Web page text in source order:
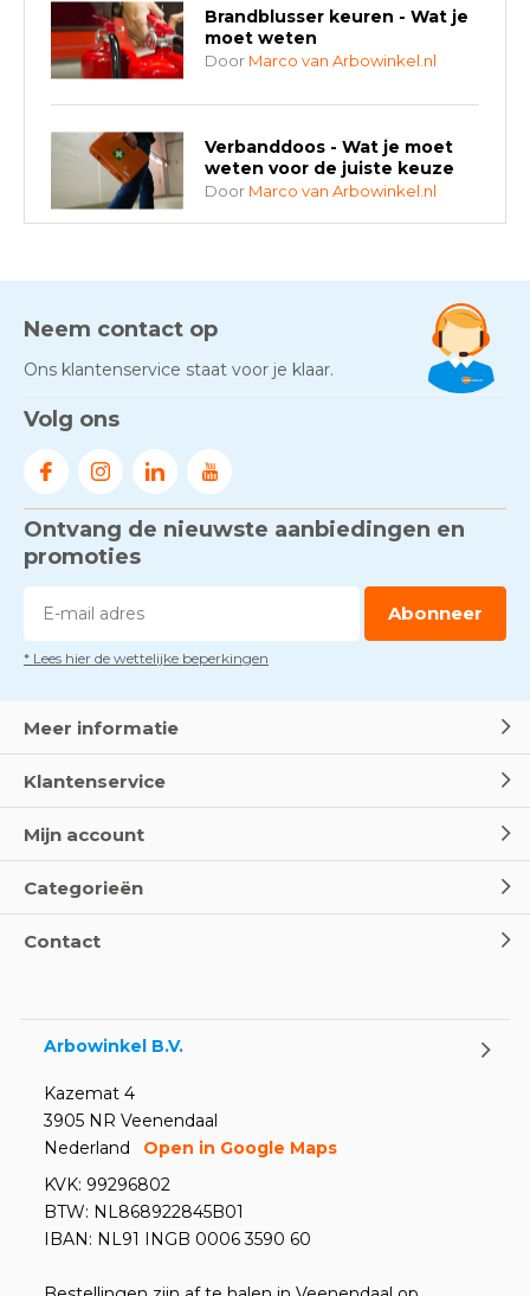
Brandblusser keuren - Wat je
moet weten
Door Marco van Arbowinkel.nl
Verbanddoos - Wat je moet
weten voor de juiste keuze
Door Marco van Arbowinkel.nl
AED-apparaten - Welke past
Door Marco van Arbowinkel.nl
Door
Voorkom brand met
rookmelders, hittemelders en
DoorMarco van Arbowinkel.nl
Dag van de BHV - Als elke
Oogspoel flessen en
Neem contact op
Ons klantenservice staat voor je klaar.
Volg ons
Ontvang de nieuwste aanbiedingen en
promoties
Abonneer
* Lees hier de wettelijke beperkingen
Meer informatie
Klantenservice
Mijn account
Categorieën
Contact
Arbowinkel B.V.
Kazemat 4
3905 NR Veenendaal
Nederland
Open in Google Maps
KVK: 99296802
BTW: NL868922845B01
IBAN: NL91 INGB 0006 3590 60